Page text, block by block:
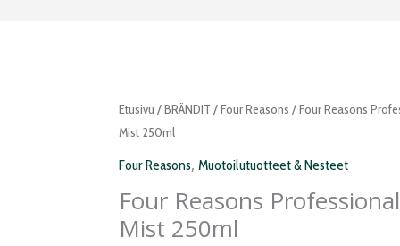
Etusivu /BRÄNDIT /Four Reasons / Four Reasons
Mist 250ml
Four Reasons,Muotoilutuotteet & Nesteet
Four Reasons
Mist 250ml
Alkuperäinen
20,90 €.
Nykyinen
Four
Reasons
Professional
Mist
250ml